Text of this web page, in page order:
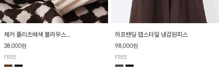
체커 플리츠배색 블라우스
[리오더중] 8/18 순차적 발송!
38,000원
FREE
하프밴딩 랩스타일 냉감원피스
98,000원
FREE